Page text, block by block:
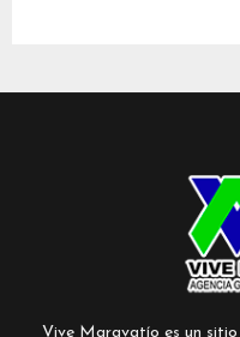
Vive Maravatío es un